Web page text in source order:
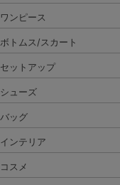
ワンピース
ボトムス/スカート
セットアップ
シューズ
バッグ
インテリア
コスメ